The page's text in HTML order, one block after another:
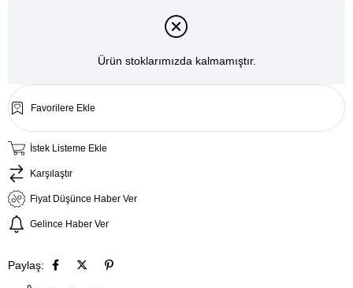
Ürün stoklarımızda kalmamıştır.
Favorilere Ekle
İstek Listeme Ekle
Karşılaştır
Fiyat Düşünce Haber Ver
Gelince Haber Ver
Paylaş: